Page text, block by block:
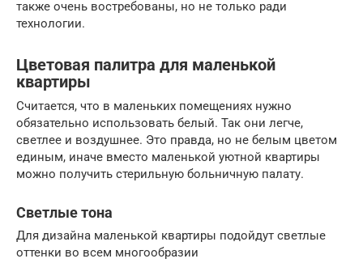
также очень востребованы, но не только ради
технологии.
Цветовая палитра для маленькой
квартиры
Считается, что в маленьких помещениях нужно
обязательно использовать белый. Так они легче,
светлее и воздушнее. Это правда, но не белым цветом
единым, иначе вместо маленькой уютной квартиры
можно получить стерильную больничную палату.
Светлые тона
Для дизайна маленькой квартиры подойдут светлые
оттенки во всем многообразии